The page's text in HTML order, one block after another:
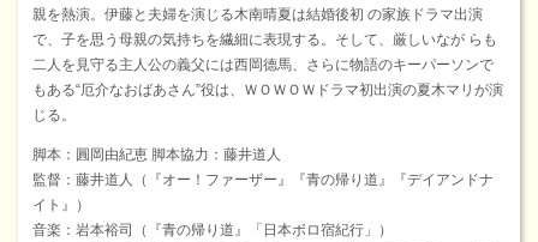
親を熱演。伊藤と夫婦を演じる木南晴夏は結婚後初 の家族ドラマ出演
で、子を思う母親の気持ちを繊細に表現する。そして、厳しいなが らも
二人を見守る主人公の義父には西岡德馬、さらに物語のキーパーソンで
もある“厄介なおばあさん”役は、ＷＯＷＯＷドラマ初出演の夏木マリが演
じる。
脚本：圓岡由紀恵 脚本協力：藤井道人
監督：藤井道人（『オー！ファーザー』『青の帰り道』『デイアンドナ
イト』）
音楽：岩本裕司（『青の帰り道』「日本ボロ宿紀行」）